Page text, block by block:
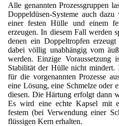
Alle genannten Prozessgruppen
Doppeldüsen-Systeme auch
einer festen Hülle und einem
erzeugen. In diesem Fall werden
denen ein Doppeltropfen
dabei völlig unabhängig vom
werden. Einzige Voraussetzung
Stabilität der Hülle nicht mindert.
für die vorgenannten Prozesse
eine Lösung, eine Schmelze oder
diesen. Die Härtung erfolgt dann
Es wird eine echte Kapsel mit
festem (bei Verwendung einer
flüssigen Kern erhalten.